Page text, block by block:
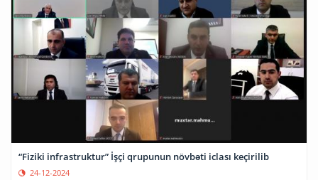
“Fiziki infrastruktur” İşçi qrupunun növbəti iclası keçirilib
24-12-2024